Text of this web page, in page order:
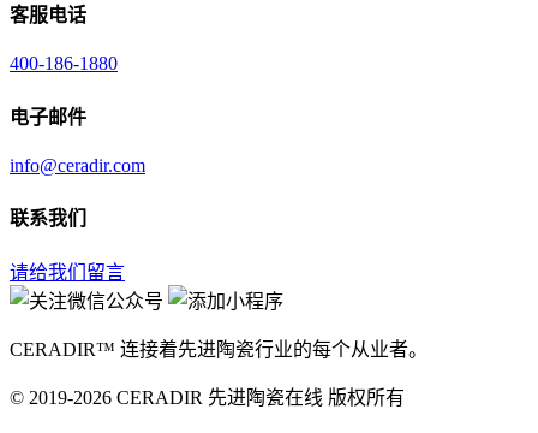
客服电话
400-186-1880
电子邮件
info@ceradir.com
联系我们
请给我们留言
CERADIR™ 连接着先进陶瓷行业的每个从业者。
© 2019-2026 CERADIR 先进陶瓷在线 版权所有